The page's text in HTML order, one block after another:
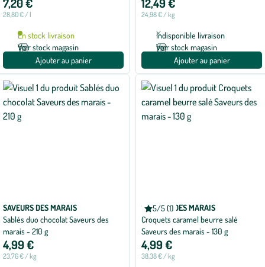
28,80 € / l
En stock livraison
Voir stock magasin
Ajouter au panier
24,98 € / kg
Indisponible livraison
Voir stock magasin
Ajouter au panier
SAVEURS DES MARAIS
Sablés duo chocolat Saveurs des
marais - 210 g
4,99 €
23,76 € / kg
5/5 (1)
Note
moyenne
de
5
sur
5
avec
SAVEURS DES MARAIS
Croquets caramel beurre salé
Saveurs des marais - 130 g
4,99 €
38,38 € / kg